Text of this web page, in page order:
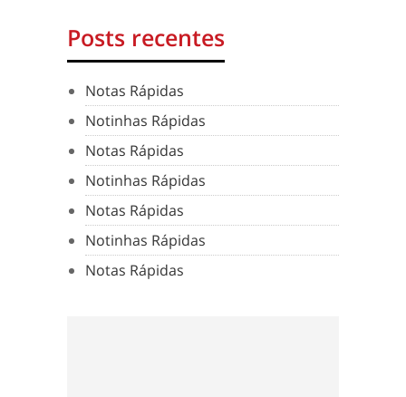
Posts recentes
Notas Rápidas
Notinhas Rápidas
Notas Rápidas
Notinhas Rápidas
Notas Rápidas
Notinhas Rápidas
Notas Rápidas